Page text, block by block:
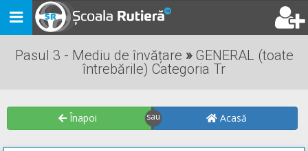
Toggle
navigation
Pasul 3 - Mediu de învățare »GENERAL (toate
întrebările) Categoria Tr
Înapoi Acasă